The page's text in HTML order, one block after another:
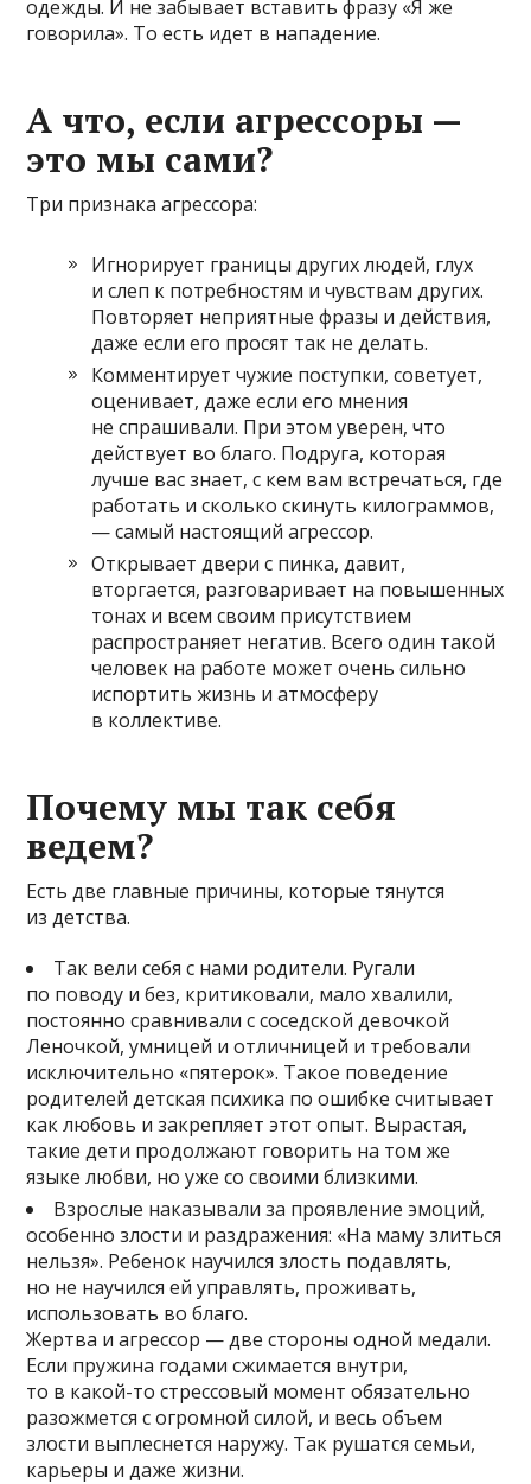
одежды. И не забывает вставить фразу «Я же
говорила». То есть идет в нападение.
А что, если агрессоры —
это мы сами?
​Три признака агрессора:
Игнорирует границы других людей, глух
и слеп к потребностям и чувствам других.
Повторяет неприятные фразы и действия,
даже если его просят так не делать.
Комментирует чужие поступки, советует,
оценивает, даже если его мнения
не спрашивали. При этом уверен, что
действует во благо. Подруга, которая
лучше вас знает, с кем вам встречаться, где
работать и сколько скинуть килограммов,
— самый настоящий агрессор.
Открывает двери с пинка, давит,
вторгается, разговаривает на повышенных
тонах и всем своим присутствием
распространяет негатив. Всего один такой
человек на работе может очень сильно
испортить жизнь и атмосферу
в коллективе.
Почему мы так себя
ведем?
Есть две главные причины, которые тянутся
из детства.
Так вели себя с нами родители. Ругали
по поводу и без, критиковали, мало хвалили,
постоянно сравнивали с соседской девочкой
Леночкой, умницей и отличницей и требовали
исключительно «пятерок». Такое поведение
родителей детская психика по ошибке считывает
как любовь и закрепляет этот опыт. Вырастая,
такие дети продолжают говорить на том же
языке любви, но уже со своими близкими.
Взрослые наказывали за проявление эмоций,
особенно злости и раздражения: «На маму злиться
нельзя». Ребенок научился злость подавлять,
но не научился ей управлять, проживать,
использовать во благо.
Жертва и агрессор — две стороны одной медали.
Если пружина годами сжимается внутри,
то в какой-то стрессовый момент обязательно
разожмется с огромной силой, и весь объем
злости выплеснется наружу. Так рушатся семьи,
карьеры и даже жизни.